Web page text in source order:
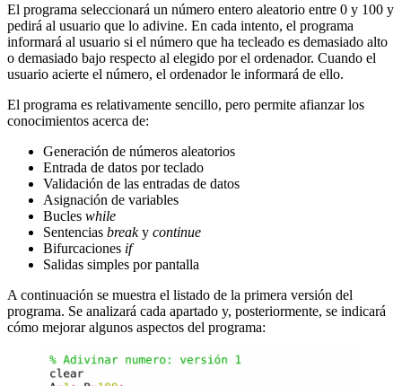
El programa seleccionará un número entero aleatorio entre 0 y 100 y
pedirá al usuario que lo adivine. En cada intento, el programa
informará al usuario si el número que ha tecleado es demasiado alto
o demasiado bajo respecto al elegido por el ordenador. Cuando el
usuario acierte el número, el ordenador le informará de ello.
El programa es relativamente sencillo, pero permite afianzar los
conocimientos acerca de:
Generación de números aleatorios
Entrada de datos por teclado
Validación de las entradas de datos
Asignación de variables
Bucles while
Sentencias breaky continue
Bifurcaciones if
Salidas simples por pantalla
A continuación se muestra el listado de la primera versión del
programa. Se analizará cada apartado y, posteriormente, se indicará
cómo mejorar algunos aspectos del programa: